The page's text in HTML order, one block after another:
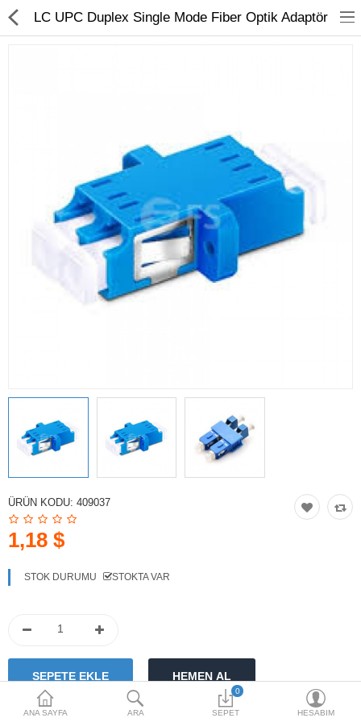
BAKIR ÜRÜNLER
AĞ ÜRÜNLERİ
MEDİA CONVERTER
ETHERNET SWİTCH
İKİNCİ EL ÜRÜNLER
Karşılaştırma
Alışveriş Listem
$
Para Birimi
ANA SAYFA ARA
0
SEPET HESABIM
LC UPC Duplex Single Mode Fiber Optik Adaptör
ÜRÜN KODU: 409037
1,18 $
STOK DURUMU STOKTA VAR